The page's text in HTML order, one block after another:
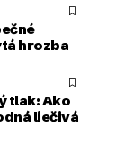
hrozba
tlak: Ako
liečivá